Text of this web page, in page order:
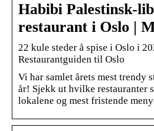
Habibi Palestinsk-
restaurant i Oslo |
22 kule steder å spise i Oslo i
Restaurantguiden til Oslo
Vi har samlet årets mest trendy
år! Sjekk ut hvilke restauranter
lokalene og mest fristende